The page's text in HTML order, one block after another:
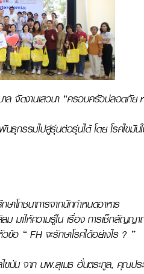
จัดงานเสวนา “ครอบครัวปลอดภัย
รรมไปสู่รุ่นต่อรุ่นได้ โดย โรคไขมันใ
าโภชนาการจากนักกำหนดอาหาร
าให้ความรู้ใน เรื่อง การเช็กสัญญา
อ “ FH จะรักษาโรคได้อย่างไร ? ”
ลไขมัน จาก นพ.สุเมธ ฮั่นตระกูล,